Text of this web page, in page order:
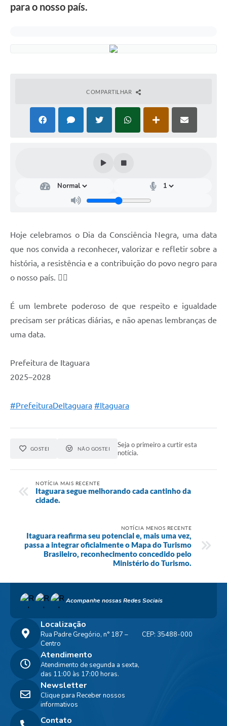
para o nosso país.
COMPARTILHAR
Hoje celebramos o Dia da Consciência Negra, uma data
que nos convida a reconhecer, valorizar e refletir sobre a
história, a resistência e a contribuição do povo negro para
o nosso país. ✊🏾
É um lembrete poderoso de que respeito e igualdade
precisam ser práticas diárias, e não apenas lembranças de
uma data.
Prefeitura de Itaguara
2025–2028
#PrefeituraDeItaguara #Itaguara
GOSTEI NÃO GOSTEI
Seja o primeiro a curtir esta
notícia.
NOTÍCIA MAIS RECENTE
Itaguara segue melhorando cada cantinho da
cidade.
NOTÍCIA MENOS RECENTE
Itaguara reafirma seu potencial e, mais uma vez,
passa a integrar oficialmente o Mapa do Turismo
Brasileiro, reconhecimento concedido pelo
Ministério do Turismo.
Acompanhe nossas Redes Sociais
Localização
Rua Padre Gregório, n° 187 –
Centro
CEP: 35488-000
Contato
Atendimento
Atendimento de segunda a sexta,
das 11:00 às 17:00 horas.
Newsletter
Clique para Receber nossos
informativos